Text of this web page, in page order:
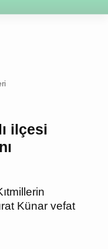
ilçesi
Kıtmillerin
Künar